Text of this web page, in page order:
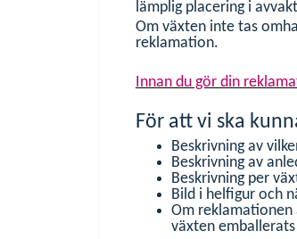
lämplig placering i
Om växten inte tas
reklamation.
Innan du gör din
För att vi ska
Beskrivning av
Beskrivning av
Beskrivning per
Bild i helfigur och
Om reklamationen
växten